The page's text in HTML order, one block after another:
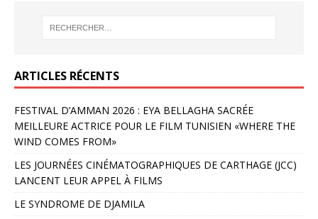
ARTICLES RÉCENTS
FESTIVAL D’AMMAN 2026 : EYA BELLAGHA SACRÉE
MEILLEURE ACTRICE POUR LE FILM TUNISIEN «WHERE THE
WIND COMES FROM»
LES JOURNÉES CINÉMATOGRAPHIQUES DE CARTHAGE (JCC)
LANCENT LEUR APPEL À FILMS
LE SYNDROME DE DJAMILA